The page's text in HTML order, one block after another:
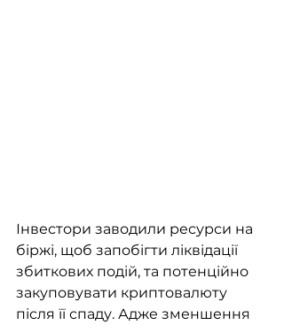
Інвестори заводили ресурси на
біржі, щоб запобігти ліквідації
збиткових подій, та потенційно
закуповувати криптовалюту
після її спаду. Адже зменшення